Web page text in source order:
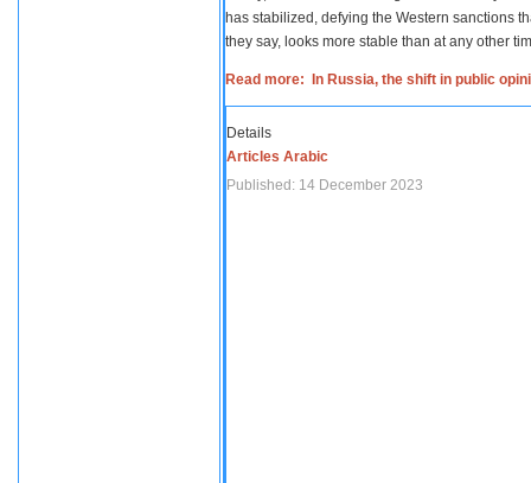
has stabilized, defying the Western sanctions
they say, looks more stable than at any other
Read more: In Russia, the shift in public
Details
Articles Arabic
Published: 14 December 2023